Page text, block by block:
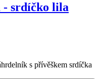
- srdíčko lila
s přívěškem srdíčka